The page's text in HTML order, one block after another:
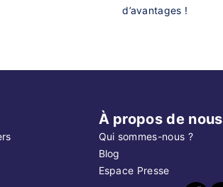
d’avantages !
À propos de nous
Qui sommes-nous ?
Blog
Espace Presse